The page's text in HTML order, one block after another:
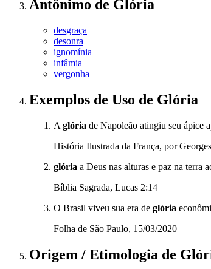
Antônimo de Glória
desgraça
desonra
ignomínia
infâmia
vergonha
Exemplos de Uso de Glória
A glória de Napoleão atingiu seu ápice
História Ilustrada da França, por
glória a Deus nas alturas e paz na terra
Bíblia Sagrada, Lucas 2:14
O Brasil viveu sua era de glória
Folha de São Paulo, 15/03/2020
Origem / Etimologia de